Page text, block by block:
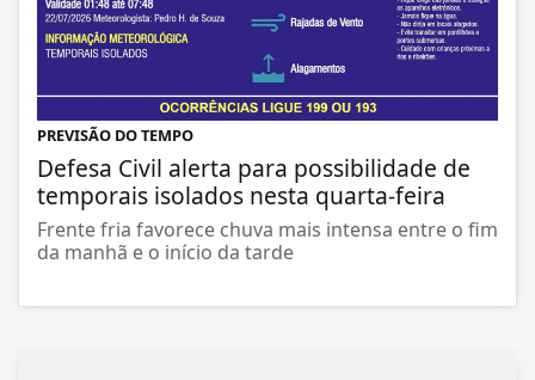
PREVISÃO DO TEMPO
Defesa Civil alerta para possibilidade de
temporais isolados nesta quarta-feira
Frente fria favorece chuva mais intensa entre o fim
da manhã e o início da tarde